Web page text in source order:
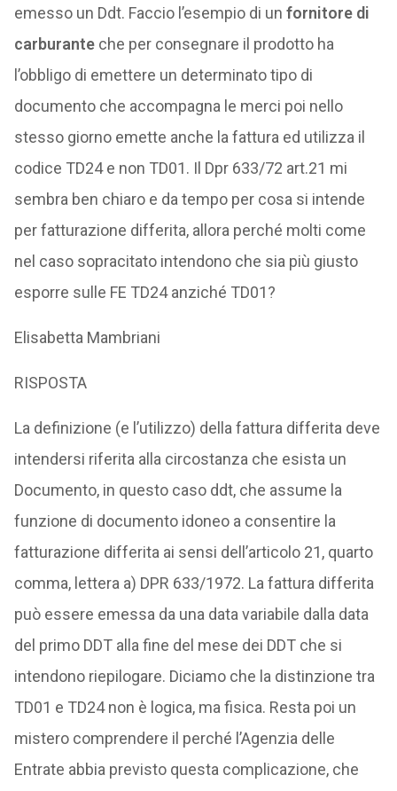
emesso un Ddt. Faccio l’esempio di un fornitore di
carburanteche per consegnare il prodotto ha
l’obbligo di emettere un determinato tipo di
documento che accompagna le merci poi nello
stesso giorno emette anche la fattura ed utilizza il
codice TD24 e non TD01. Il Dpr 633/72 art.21 mi
sembra ben chiaro e da tempo per cosa si intende
per fatturazione differita, allora perché molti come
nel caso sopracitato intendono che sia più giusto
esporre sulle FE TD24 anziché TD01?
Elisabetta Mambriani
RISPOSTA
La definizione (e l’utilizzo) della fattura differita deve
intendersi riferita alla circostanza che esista un
Documento, in questo caso ddt, che assume la
funzione di documento idoneo a consentire la
fatturazione differita ai sensi dell’articolo 21, quarto
comma, lettera a) DPR 633/1972. La fattura differita
può essere emessa da una data variabile dalla data
del primo DDT alla fine del mese dei DDT che si
intendono riepilogare. Diciamo che la distinzione tra
TD01 e TD24 non è logica, ma fisica. Resta poi un
mistero comprendere il perché l’Agenzia delle
Entrate abbia previsto questa complicazione, che